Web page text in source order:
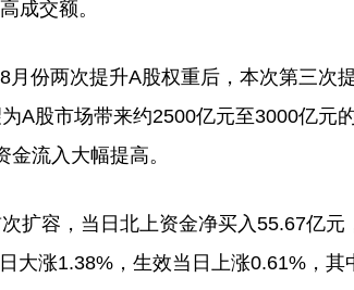
成交额。
份两次提升A股权重后，本次第三次
A股市场带来约2500亿元至3000亿元
流入大幅提高。
容，当日北上资金净买入55.67亿元
大涨1.38%，生效当日上涨0.61%，